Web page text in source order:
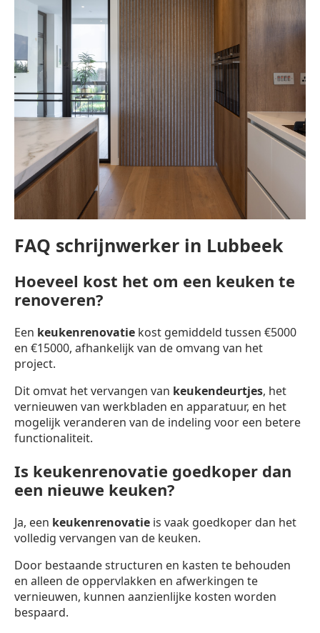
FAQ schrijnwerker in Lubbeek
Hoeveel kost het om een keuken te
renoveren?
Een keukenrenovatie kost gemiddeld tussen €5000
en €15000, afhankelijk van de omvang van het
project.
Dit omvat het vervangen van keukendeurtjes, het
vernieuwen van werkbladen en apparatuur, en het
mogelijk veranderen van de indeling voor een betere
functionaliteit.
Is keukenrenovatie goedkoper dan
een nieuwe keuken?
Ja, een keukenrenovatie is vaak goedkoper dan het
volledig vervangen van de keuken.
Door bestaande structuren en kasten te behouden
en alleen de oppervlakken en afwerkingen te
vernieuwen, kunnen aanzienlijke kosten worden
bespaard.